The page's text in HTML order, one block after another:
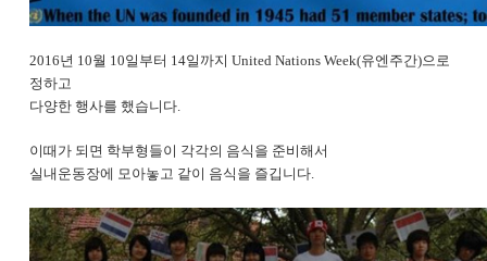
2016년 10월 10일부터 14일까지 United Nations Week(유엔주간)으로
정하고
다양한 행사를 했습니다.
이때가 되면 학부형들이 각각의 음식을 준비해서
실내운동장에 모아놓고 같이 음식을 즐깁니다.